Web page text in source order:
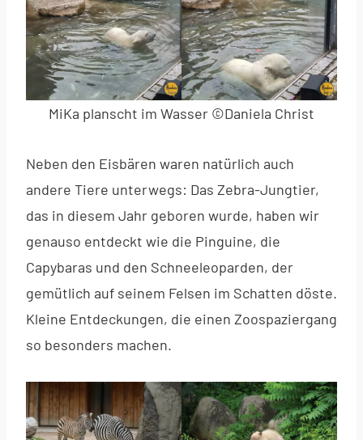
MiKa planscht im Wasser ©Daniela Christ
Neben den Eisbären waren natürlich auch
andere Tiere unterwegs: Das Zebra-Jungtier,
das in diesem Jahr geboren wurde, haben wir
genauso entdeckt wie die Pinguine, die
Capybaras und den Schneeleoparden, der
gemütlich auf seinem Felsen im Schatten döste.
Kleine Entdeckungen, die einen Zoospaziergang
so besonders machen.